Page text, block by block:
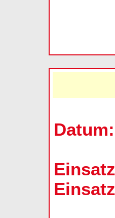
Datum: